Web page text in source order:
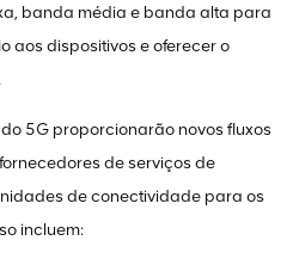
banda média e banda alta para
aos dispositivos e oferecer o
5G proporcionarão novos fluxos
de serviços de
de conectividade para os
incluem: